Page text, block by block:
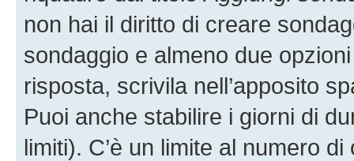
non hai il diritto di creare
sondaggio e almeno due
risposta, scrivila nell’apposito
Puoi anche stabilire i giorni di
limiti). C’è un limite al numero